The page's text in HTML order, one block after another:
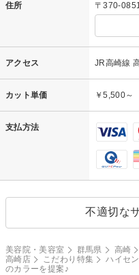
住所 〒370-
アクセス JR高崎線
カット単価 ￥5,500～
支払方法
不適切な
美容院・美容室 群馬県 高崎
高崎店
こだわり特集
ハイセ
のカラーを提案♪